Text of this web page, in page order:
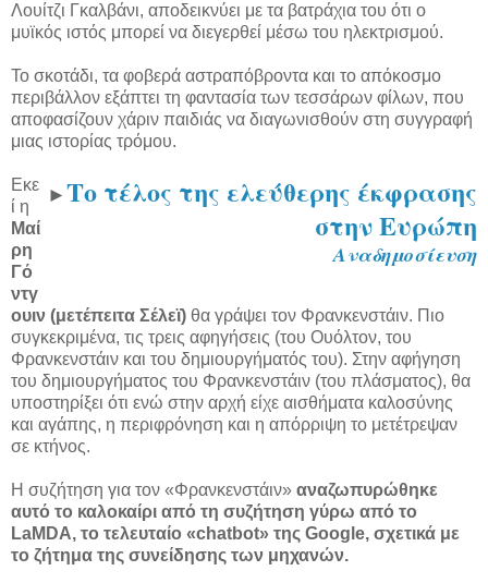
Λουίτζι Γκαλβάνι, αποδεικνύει με τα βατράχια του ότι ο
μυϊκός ιστός μπορεί να διεγερθεί μέσω του ηλεκτρισμού.
Το σκοτάδι, τα φοβερά αστραπόβροντα και το απόκοσμο
περιβάλλον εξάπτει τη φαντασία των τεσσάρων φίλων, που
αποφασίζουν χάριν παιδιάς να διαγωνισθούν στη συγγραφή
μιας ιστορίας τρόμου.
►Το τέλος της ελεύθερης έκφρασης
στην Ευρώπη
Αναδημοσίευση
Εκε
ί η
Μαί
ρη
Γό
ντγ
ουιν (μετέπειτα Σέλεϊ) θα γράψει τον Φρανκενστάιν. Πιο
συγκεκριμένα, τις τρεις αφηγήσεις (του Ουόλτον, του
Φρανκενστάιν και του δημιουργήματός του). Στην αφήγηση
του δημιουργήματος του Φρανκενστάιν (του πλάσματος), θα
υποστηρίξει ότι ενώ στην αρχή είχε αισθήματα καλοσύνης
και αγάπης, η περιφρόνηση και η απόρριψη το μετέτρεψαν
σε κτήνος.
Η συζήτηση για τον «Φρανκενστάιν» αναζωπυρώθηκε
αυτό το καλοκαίρι από τη συζήτηση γύρω από το
LaMDA, το τελευταίο «chatbot» της Google, σχετικά με
το ζήτημα της συνείδησης των μηχανών.